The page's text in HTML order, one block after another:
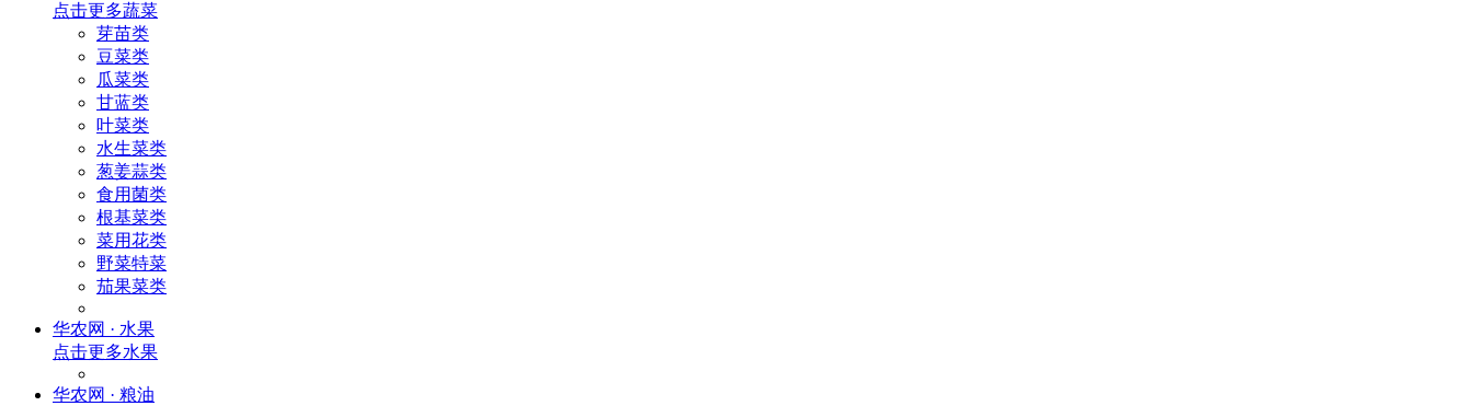
点击更多蔬菜
芽苗类
豆菜类
瓜菜类
甘蓝类
叶菜类
水生菜类
葱姜蒜类
食用菌类
根基菜类
菜用花类
野菜特菜
茄果菜类
华农网 · 水果
点击更多水果
华农网 · 粮油